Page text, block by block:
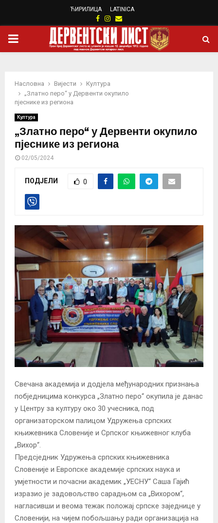
ЋИРИЛИЦА LATINICA
Facebook
Instagram
Email
PRIMARY
Насловна Вијести
Култура
„Златно перо“ у Дервенти окупило
пјеснике из региона
Култура
„Златно перо“ у Дервенти окупило
пјеснике из региона
02/05/2024
ПОДЈЕЛИ 0
Свечана академија и додјела међународних признања
побједницима конкурса „Златно перо“ окупила је данас
у Центру за културу око 30 учесника, под
организаторском палицом Удружења српских
књижевника Словеније и Српског књижевног клуба
„Вихор“.
Предсједник Удружења српских књижевника
Словеније и Европске академије српских наука и
умјетности и почасни академик „УЕСНУ“ Саша Гајић
изразио је задовољство сарадњом са „Вихором“,
нагласивши и веома тежак положај српске заједнице у
Словенији, на чијем побољшању ради организација на